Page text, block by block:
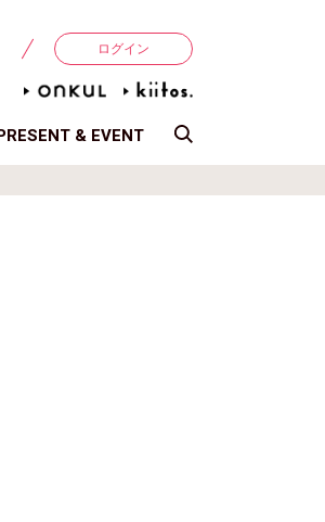
ログイン
& EVENT